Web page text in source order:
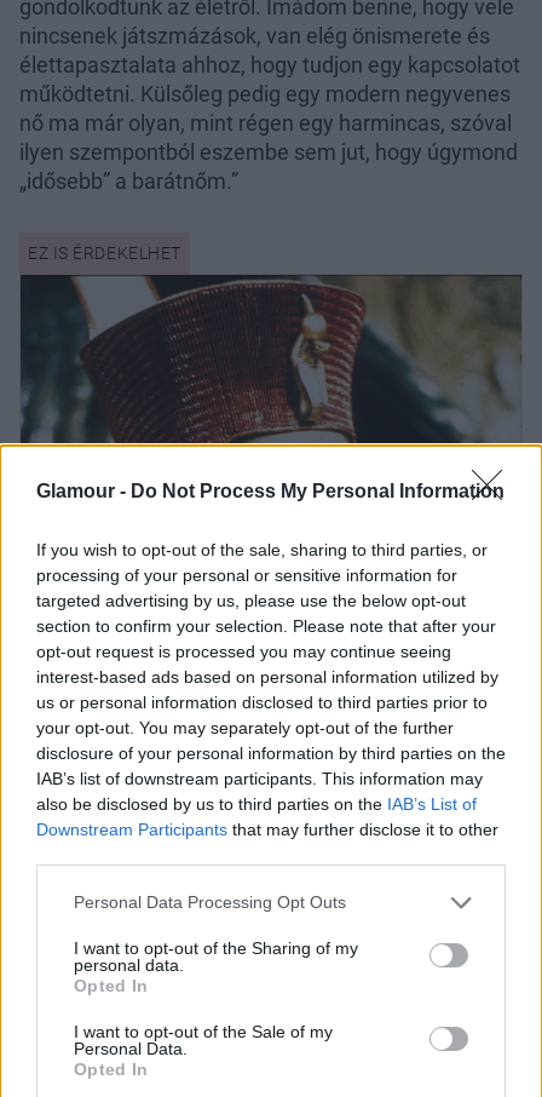
Glamour - Do Not Process My Personal Information
If you wish to opt-out of the sale, sharing to third parties, or
processing of your personal or sensitive information for
targeted advertising by us, please use the below opt-out
section to confirm your selection. Please note that after your
opt-out request is processed you may continue seeing
interest-based ads based on personal information utilized by
us or personal information disclosed to third parties prior to
your opt-out. You may separately opt-out of the further
disclosure of your personal information by third parties on the
IAB’s list of downstream participants. This information may
also be disclosed by us to third parties on the IAB’s List of
Downstream Participants that may further disclose it to other
Please note that this website/app uses one or more Google
not limited to your visit or usage behaviour. You may click to
grant or deny consent to Google and its third-party tags to
use your data for below specified purposes in below Google
consent section.
Personal Data Processing Opt Outs
I want to opt-out of the Sharing of my
personal data.
Opted In
I want to opt-out of the Sale of my
Personal Data.
Opted In
gondolkodtunk az életről. Imádom benne, hogy vele
nincsenek játszmázások, van elég önismerete és
élettapasztalata ahhoz, hogy tudjon egy kapcsolatot
működtetni. Külsőleg pedig egy modern negyvenes
nő ma már olyan, mint régen egy harmincas, szóval
ilyen szempontból eszembe sem jut, hogy úgymond
„idősebb” a barátnőm.”
A férjfaló Elizabeth Taylor mérlege: 8